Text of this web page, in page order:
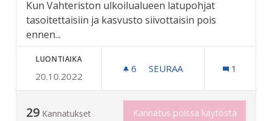
Kun Vahteriston ulkoilualueen latupohjat
tasoitettaisiin ja kasvusto siivottaisin pois
ennen...
LUONTIAIKA
20.10.2022
6 6 SEURAAJAA
SEURAA 1
29 Kannatukset Kannatus poissa käytöstä